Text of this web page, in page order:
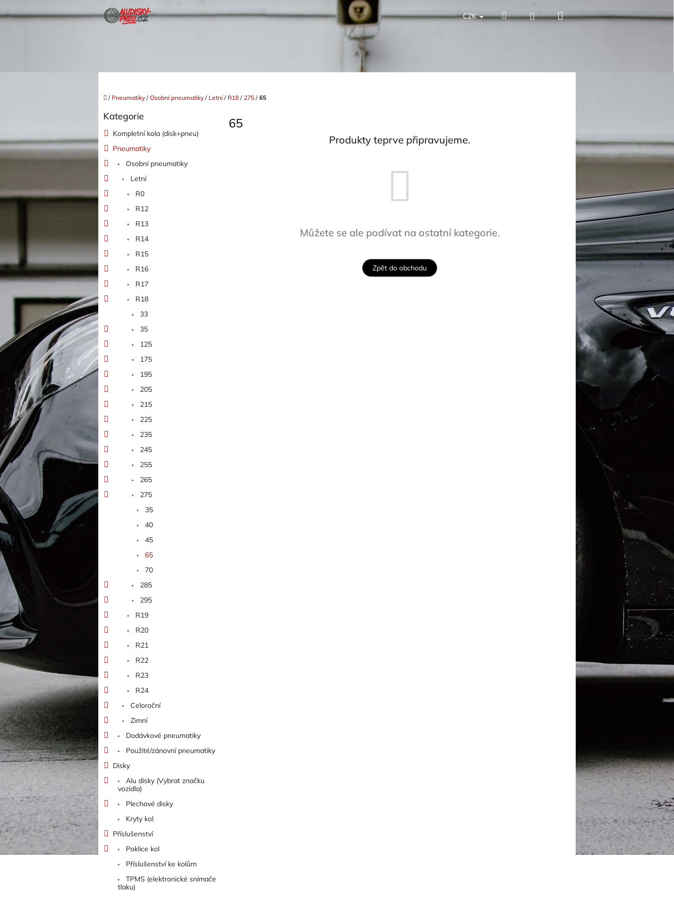
na
CZK HledatPřihlášeníNákupní
Domů
/ Pneumatiky / Osobní pneumatiky / Letní / R18 / 275 / 65
t
r
a
í
p
l
Přeskočit
Kategorie
Kompletní kola (disk+pneu)
Pneumatiky
Osobní pneumatiky
Letní
R0
R12
R13
R14
R15
R16
R17
R18
33
35
125
175
195
205
215
225
235
245
255
265
275
35
40
45
65
70
285
295
R19
R20
R21
R22
R23
R24
Celoroční
Zimní
Dodávkové pneumatiky
Použité/zánovní pneumatiky
Disky
Alu disky (Vybrat značku
vozidla)
Plechové disky
Kryty kol
Příslušenství
Poklice kol
Příslušenství ke kolům
TPMS (elektronické snímače
tlaku)
65
Produkty teprve připravujeme.
Můžete se ale podívat na ostatní kategorie.
Zpět do obchodu